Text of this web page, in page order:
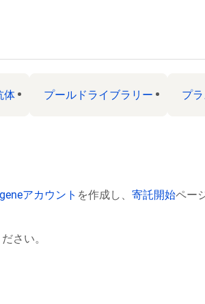
体 プールドライブラリー プ
アカウント を作成し、 寄託開始ペー
さい。